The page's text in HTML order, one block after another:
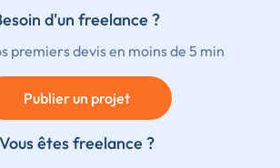
d'un freelance ?
premiers devis en moins de 5 min
Publier un projet
Vous êtes freelance ?